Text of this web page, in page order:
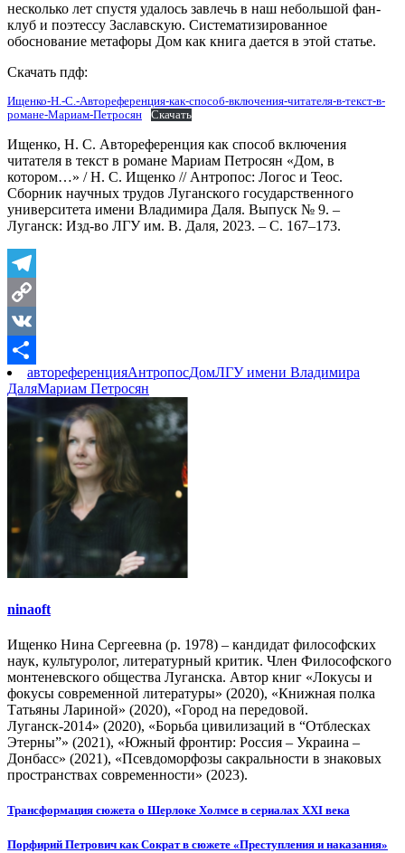
несколько лет спустя удалось завлечь в наш небольшой фан-
клуб и поэтессу Заславскую. Систематизированное
обоснование метафоры Дом как книга дается в этой статье.
Скачать пдф:
Ищенко-Н.-С.-Автореференция-как-способ-включения-читателя-в-текст-в-
романе-Мариам-Петросян
Скачать
Ищенко, Н. С. Автореференция как способ включения
читателя в текст в романе Мариам Петросян «Дом, в
котором…» / Н. С. Ищенко // Антропос: Логос и Теос.
Сборник научных трудов Луганского государственного
университета имени Владимира Даля. Выпуск № 9. –
Луганск: Изд-во ЛГУ им. В. Даля, 2023. – С. 167–173.
Telegram
Copy
Link
VK
Отправить
автореференцияАнтропосДомЛГУ имени Владимира
ДаляМариам Петросян
ninaoft
Ищенко Нина Сергеевна (р. 1978) – кандидат философских
наук, культуролог, литературный критик. Член Философского
монтеневского общества Луганска. Автор книг «Локусы и
фокусы современной литературы» (2020), «Книжная полка
Татьяны Лариной» (2020), «Город на передовой.
Луганск-2014» (2020), «Борьба цивилизаций в “Отблесках
Этерны”» (2021), «Южный фронтир: Россия – Украина –
Донбасс» (2021), «Псевдоморфозы сакральности в знаковых
пространствах современности» (2023).
Навигация
по
Трансформация сюжета о Шерлоке Холмсе в сериалах XXI века
Порфирий Петрович как Сократ в сюжете «Преступления и наказания»